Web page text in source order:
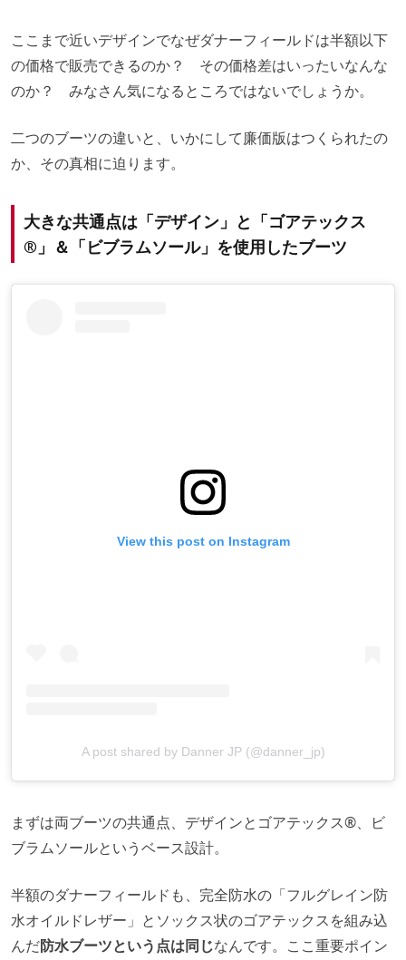
ここまで近いデザインでなぜダナーフィールドは半額以下
の価格で販売できるのか？ その価格差はいったいなんな
のか？ みなさん気になるところではないでしょうか。
二つのブーツの違いと、いかにして廉価版はつくられたの
か、その真相に迫ります。
大きな共通点は「デザイン」と「ゴアテックス
®」＆「ビブラムソール」を使用したブーツ
View this post on Instagram
A post shared by Danner JP (@danner_jp)
まずは両ブーツの共通点、デザインとゴアテックス®、ビ
ブラムソールというベース設計。
半額のダナーフィールドも、完全防水の「フルグレイン防
水オイルドレザー」とソックス状のゴアテックスを組み込
んだ防水ブーツという点は同じなんです。ここ重要ポイン